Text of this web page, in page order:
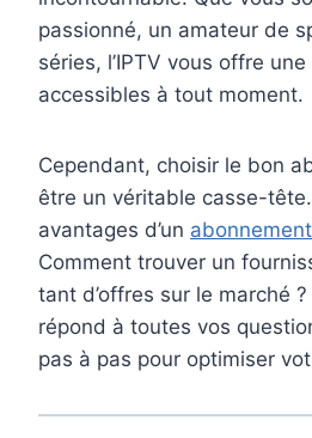
passionné, un amateur de
séries, l’IPTV vous offre
accessibles à tout moment.
Cependant, choisir le bon
être un véritable casse-
avantages d’un
Comment trouver un
tant d’offres sur le marché
répond à toutes vos
pas à pas pour optimiser